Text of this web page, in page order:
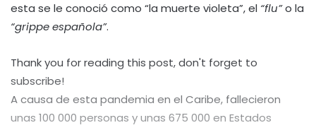
esta se le conoció como “la muerte violeta”, el “flu”o la
“grippe española”.
Thank you for reading this post, don't forget to
subscribe!
A causa de esta pandemia en el Caribe, fallecieron
unas 100 000 personas y unas 675 000 en Estados